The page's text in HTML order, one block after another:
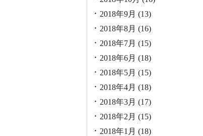
2018年9月 (13)
2018年8月 (16)
2018年7月 (15)
2018年6月 (18)
2018年5月 (15)
2018年4月 (18)
2018年3月 (17)
2018年2月 (15)
2018年1月 (18)